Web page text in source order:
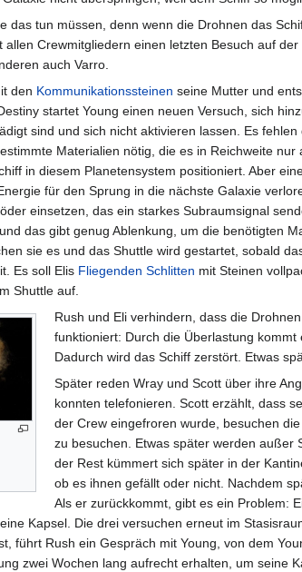
das tun müssen, denn wenn die Drohnen das
Crewmitgliedern einen letzten Besuch auf
auch Varro.
den Kommunikationssteinen seine Mutter und
startet Young einen neuen Versuch, sich
sind und sich nicht aktivieren lassen. Es
Materialien nötig, die es in Reichweite
in diesem Planetensystem positioniert. Aber
für den Sprung in die nächste Galaxie
einsetzen, das ein starkes Subraumsignal
das gibt genug Ablenkung, um die benötigten
sie es und das Shuttle wird gestartet, sobald
Es soll Elis Fliegenden Schlitten mit Steinen
Shuttle auf.
Rush und Eli verhindern, dass die
funktioniert: Durch die Überlastung
Dadurch wird das Schiff zerstört. Etwas
Später reden Wray und Scott über ihre
konnten telefonieren. Scott erzählt, dass
der Crew eingefroren wurde, besuchen
zu besuchen. Etwas später werden außer
der Rest kümmert sich später in der
ob es ihnen gefällt oder nicht. Nachdem
Als er zurückkommt, gibt es ein Problem:
Kapsel. Die drei versuchen erneut im
führt Rush ein Gespräch mit Young, von dem
zwei Wochen lang aufrecht erhalten, um seine